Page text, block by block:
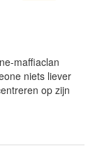
maffiaclan
niets liever
op zijn